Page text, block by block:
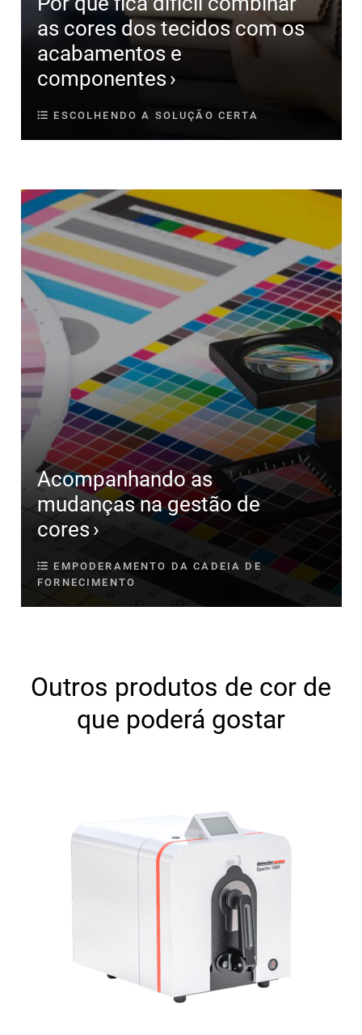
as cores dos tecidos com os
acabamentos e
componentes
ESCOLHENDO A SOLUÇÃO CERTA
Acompanhando as
mudanças na gestão de
cores
EMPODERAMENTO DA CADEIA DE
FORNECIMENTO
Outros produtos de cor de
que poderá gostar